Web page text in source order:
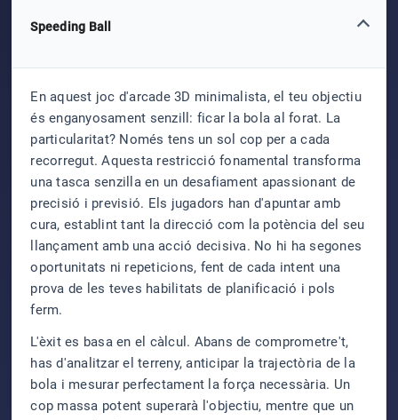
Speeding Ball
En aquest joc d'arcade 3D minimalista, el teu objectiu
és enganyosament senzill: ficar la bola al forat. La
particularitat? Només tens un sol cop per a cada
recorregut. Aquesta restricció fonamental transforma
una tasca senzilla en un desafiament apassionant de
precisió i previsió. Els jugadors han d'apuntar amb
cura, establint tant la direcció com la potència del seu
llançament amb una acció decisiva. No hi ha segones
oportunitats ni repeticions, fent de cada intent una
prova de les teves habilitats de planificació i pols
ferm.
L'èxit es basa en el càlcul. Abans de comprometre't,
has d'analitzar el terreny, anticipar la trajectòria de la
bola i mesurar perfectament la força necessària. Un
cop massa potent superarà l'objectiu, mentre que un